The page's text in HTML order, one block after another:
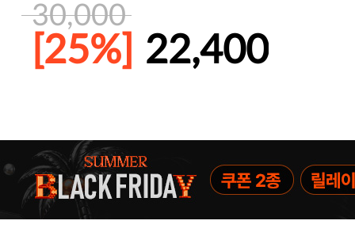
30,000
[25%] 22,400
주말특가 20%(8.7~8.9)/5만원 이
[썸머블프] 1만원 할인 쿠폰(8.1~31)